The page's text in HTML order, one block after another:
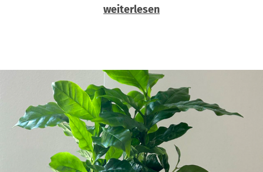
weiterlesen